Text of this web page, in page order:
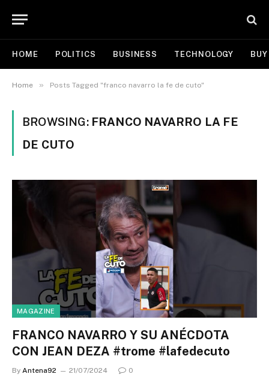
HOME POLITICS BUSINESS TECHNOLOGY
Home » Posts Tagged "franco navarro la fe de cuto"
BROWSING: FRANCO NAVARRO LA FE
DE CUTO
MAGAZINE
FRANCO NAVARRO Y SU ANÉCDOTA
CON JEAN DEZA #trome #lafedecuto
By Antena92 21/07/2024 0